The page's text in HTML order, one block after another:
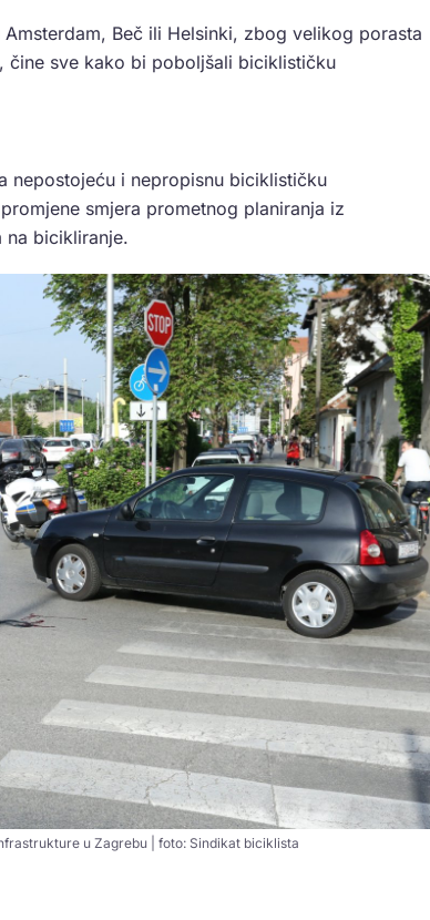
Beč ili Helsinki, zbog velikog porasta
sve kako bi poboljšali biciklističku
nepostojeću i nepropisnu biciklističku
smjera prometnog planiranja iz
na bicikliranje.
u Zagrebu | foto: Sindikat biciklista